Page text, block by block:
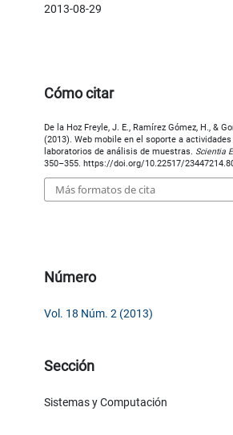
2013-08-29
Cómo citar
De la Hoz Freyle, J. E., Ramírez Gómez, H., &
(2013). Web mobile en el soporte a
laboratorios de análisis de muestras. Scientia
350–355. https://doi.org/10.22517/
Más formatos de cita
Número
Vol. 18 Núm. 2 (2013)
Sección
Sistemas y Computación